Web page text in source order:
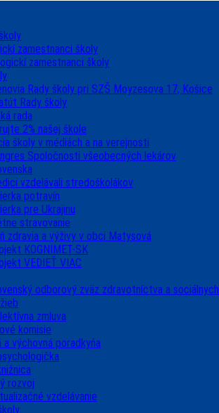
zamestnanci školy
zamestnanci školy
Rady školy pri SZŠ Moyzesova 17, Košice
Rady školy
rada
2% našej škole
školy v médiách a na verejnosti
Spoločnosti všeobecných lekárov
vzdelávali stredoškolákov
potravín
pre Ukrajinu
stravovanie
zdravia a výživy v obci Matysová
KOGNIMET-SK
VEDIEŤ VIAC
odborový zväz zdravotníctva a sociálnych
zmluva
komisie
a výchovná poradkyňa
rozvoj
vzdelávanie